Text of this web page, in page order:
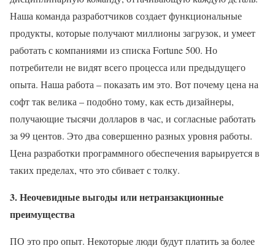
Наша команда разработчиков создает функциональные
продукты, которые получают миллионы загрузок, и умеет
работать с компаниями из списка Fortune 500. Но
потребители не видят всего процесса или предыдущего
опыта. Наша работа – показать им это. Вот почему цена на
софт так велика – подобно тому, как есть дизайнеры,
получающие тысячи долларов в час, и согласные работать
за 99 центов. Это два совершенно разных уровня работы.
Цена разработки программного обеспечения варьируется в
таких пределах, что это сбивает с толку.
3. Неочевидные выгоды или нетранзакционные
преимущества
ПО это про опыт. Некоторые люди будут платить за более